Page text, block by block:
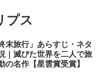
プス
末旅行」あらすじ・ネタ
｜滅びた世界を二人で旅
の名作【星雲賞受賞】